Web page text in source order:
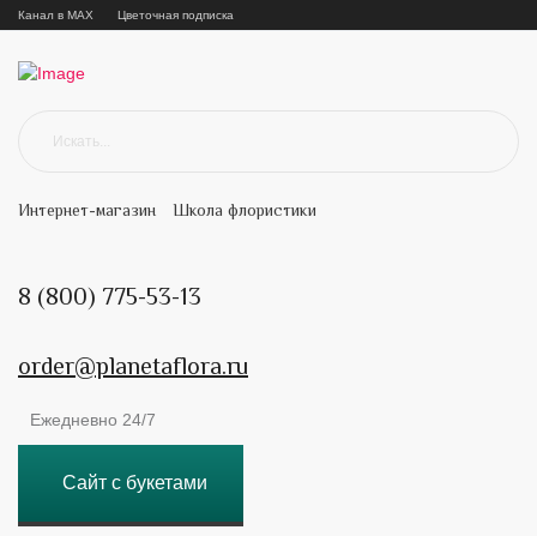
Канал в MAX Цветочная подписка
Интернет-магазин Школа флористики
8 (800) 775-53-13
order@planetaflora.ru
Ежедневно 24/7
Сайт с букетами